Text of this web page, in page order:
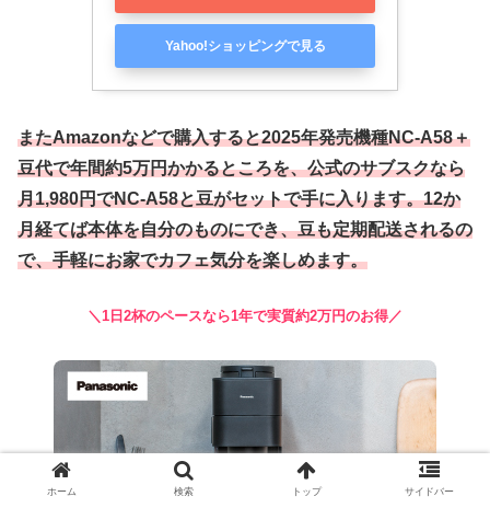
Yahoo!ショッピングで見る
またAmazonなどで購入すると2025年発売機種NC-A58＋
豆代で年間約5万円かかるところを、公式のサブスクなら
月1,980円でNC-A58と豆がセットで手に入ります。12か
月経てば本体を自分のものにでき、豆も定期配送されるの
で、手軽にお家でカフェ気分を楽しめます。
＼1日2杯のペースなら1年で実質約2万円のお得／
ホーム 検索 トップ サイドバー